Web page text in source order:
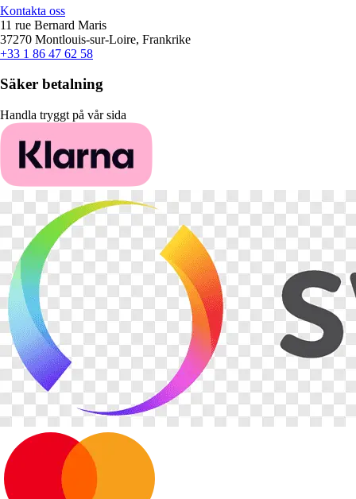
Kontakta oss
11 rue Bernard Maris
37270 Montlouis-sur-Loire, Frankrike
+33 1 86 47 62 58
Säker betalning
Handla tryggt på vår sida